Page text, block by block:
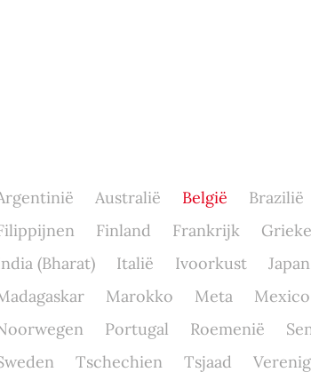
Australië België Brazilië
Finland Frankrijk
(Bharat)
Italië Ivoorkust Japan
Marokko Meta Mexico
Portugal Roemenië
Tschechien Tsjaad